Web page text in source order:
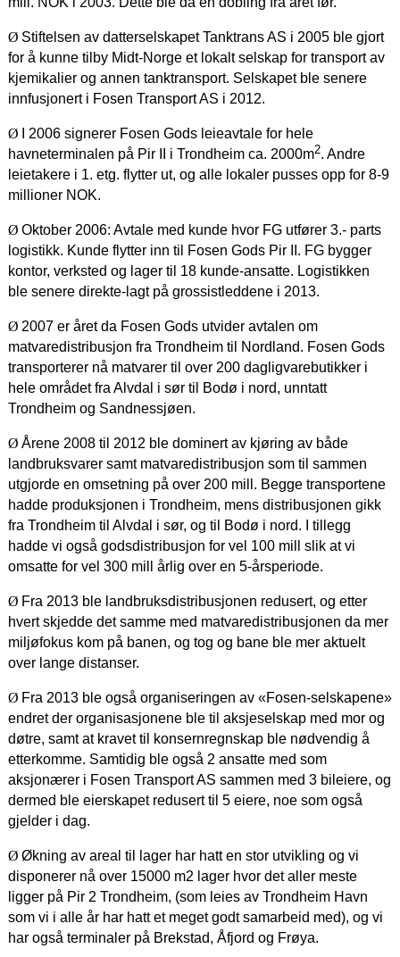
Ø Stiftelsen av datterselskapet Tanktrans AS i 2005 ble gjort
for å kunne tilby Midt-Norge et lokalt selskap for transport av
kjemikalier og annen tanktransport. Selskapet ble senere
innfusjonert i Fosen Transport AS i 2012.
Ø
I 2006 signerer Fosen Gods leieavtale for hele
havneterminalen på Pir II i Trondheim ca. 2000m2. Andre
leietakere i 1. etg. flytter ut, og alle lokaler pusses opp for 8-9
millioner NOK.
Ø Oktober 2006: Avtale med kunde hvor FG utfører 3.- parts
logistikk. Kunde flytter inn til Fosen Gods Pir II. FG bygger
kontor, verksted og lager til 18 kunde-ansatte. Logistikken
ble senere direkte-lagt på grossistleddene i 2013.
Ø 2007 er året da Fosen Gods utvider avtalen om
matvaredistribusjon fra Trondheim til Nordland. Fosen Gods
transporterer nå matvarer til over 200 dagligvarebutikker i
hele området fra Alvdal i sør til Bodø i nord, unntatt
Trondheim og Sandnessjøen.
Ø Årene 2008 til 2012 ble dominert av kjøring av både
landbruksvarer samt matvaredistribusjon som til sammen
utgjorde en omsetning på over 200 mill. Begge transportene
hadde produksjonen i Trondheim, mens distribusjonen gikk
fra Trondheim til Alvdal i sør, og til Bodø i nord. I tillegg
hadde vi også godsdistribusjon for vel 100 mill slik at vi
omsatte for vel 300 mill årlig over en 5-årsperiode.
Ø Fra 2013 ble landbruksdistribusjonen redusert, og etter
hvert skjedde det samme med matvaredistribusjonen da mer
miljøfokus kom på banen, og tog og bane ble mer aktuelt
over lange distanser.
Ø Fra 2013 ble også organiseringen av «Fosen-selskapene»
endret der organisasjonene ble til aksjeselskap med mor og
døtre, samt at kravet til konsernregnskap ble nødvendig å
etterkomme. Samtidig ble også 2 ansatte med som
aksjonærer i Fosen Transport AS sammen med 3 bileiere, og
dermed ble eierskapet redusert til 5 eiere, noe som også
gjelder i dag.
Ø Økning av areal til lager har hatt en stor utvikling og vi
disponerer nå over 15000 m2 lager hvor det aller meste
ligger på Pir 2 Trondheim, (som leies av Trondheim Havn
som vi i alle år har hatt et meget godt samarbeid med), og vi
har også terminaler på Brekstad, Åfjord og Frøya.